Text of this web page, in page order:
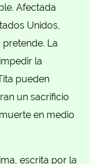
Afectada
Unidos,
La
la
pueden
un sacrificio
en medio
escrita por la